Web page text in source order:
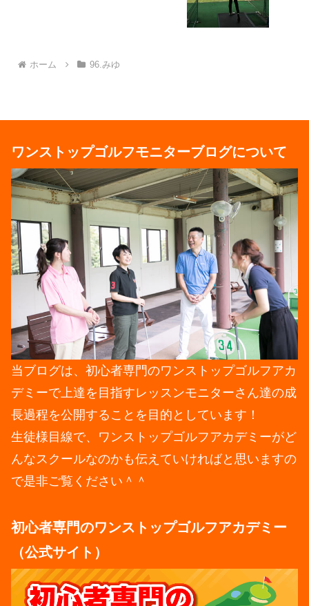
ホーム 96.みゆ
ワンストップゴルフモニターブログについて
当ブログは、初心者専門のワンストップゴルフアカ
デミーで上達を目指すレッスンモニターさん達の成
長過程を公開することを目的としています！
生徒様目線で、ワンストップゴルフアカデミーがど
んなスクールなのかも伝えていければと思いますの
で是非ご覧ください＾＾
初心者専門のワンストップゴルフアカデミー
（公式サイト）